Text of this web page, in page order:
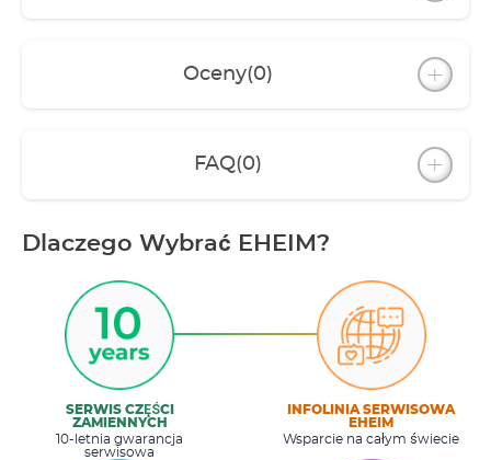
Oceny(0)
FAQ(0)
Dlaczego Wybrać EHEIM?
SERWIS CZĘŚCI
ZAMIENNYCH
10-letnia gwarancja
serwisowa
INFOLINIA SERWISOWA
EHEIM
Wsparcie na całym świecie